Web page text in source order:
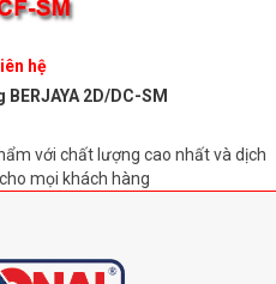
hệ
2D/DC-SM
với chất lượng cao nhất và dịch
mọi khách hàng